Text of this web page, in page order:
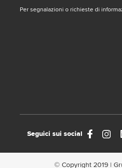
Per segnalazioni o richieste di
Seguici sui social
© Copyright 2019 |